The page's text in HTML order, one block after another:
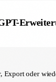
Export oder